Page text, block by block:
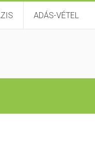
ADÁS-VÉTEL